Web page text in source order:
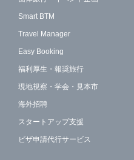
Smart BTM
Travel Manager
Easy Booking
福利厚生・報奨旅行
現地視察・学会・見本市
海外招聘
スタートアップ支援
ビザ申請代行サービス